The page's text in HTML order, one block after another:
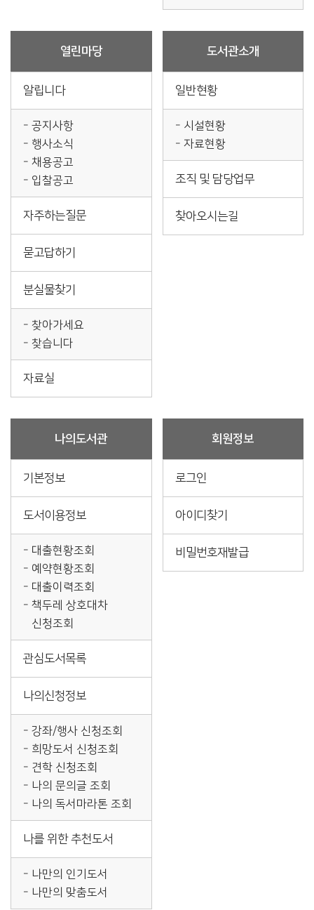
열린마당
알립니다
공지사항
행사소식
채용공고
입찰공고
자주하는질문
묻고답하기
분실물찾기
찾아가세요
찾습니다
자료실
도서관소개
일반현황
시설현황
자료현황
조직 및 담당업무
찾아오시는길
나의도서관
기본정보
도서이용정보
대출현황조회
예약현황조회
대출이력조회
책두레 상호대차
신청조회
관심도서목록
나의신청정보
강좌/행사 신청조회
희망도서 신청조회
견학 신청조회
나의 문의글 조회
나의 독서마라톤 조회
나를 위한 추천도서
나만의 인기도서
나만의 맞춤도서
회원정보
로그인
아이디찾기
비밀번호재발급